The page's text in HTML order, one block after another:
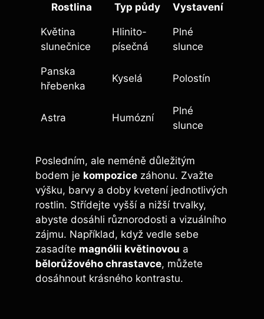
Rostlina Typ půdy Vystavení
Květina
slunečnice
Hlinito-
písečná
Plné
slunce
Panska
hřebenka
Kyselá Polostín
Astra Humózní
Plné
slunce
Posledním, ale neméně důležitým
bodem je kompozice záhonu. Zvažte
výšku, barvy a doby kvetení jednotlivých
rostlin. Střídejte vyšší a nižší trvalky,
abyste dosáhli různorodosti a vizuálního
zájmu. Například, když vedle sebe
zasadíte magnólii květinovou a
bělorůžového chrastavce, můžete
dosáhnout krásného kontrastu.